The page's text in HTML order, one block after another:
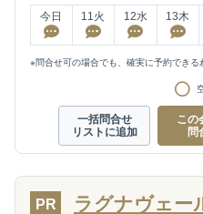
今日 11火 12水 13木
※問合せ可の場合でも、確実に予約できる
一括問合せ
リストに追加
この
問
PR ラグナヴェー